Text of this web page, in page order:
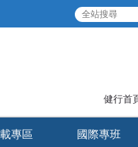
健行首
專區 國際專班